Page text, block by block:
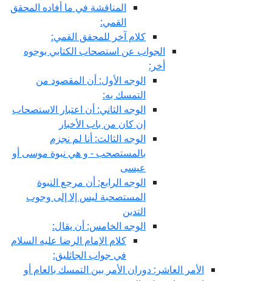
المناقشة في ما أفاده المحقق
القمي:
كلام آخر للمحقق القمي:
الجواب عن استصحاب الكتابي بوجوه
أخر:
الوجه الأول: أن المقصود من
التمسك به:
الوجه الثاني: أن اعتبار الاستصحاب
إن كان من باب الأخبار
الوجه الثالث: أنا لم نجزم
بالمستصحب - و هي نبوة موسى أو
عيسى
الوجه الرابع: أن مرجع النبوة
المستصحبة ليس إلا إلى وجوب
التدين
الوجه الخامس: أن يقال:
كلام الإمام الرضا عليه السلام
في جواب الجاثليق:
الأمر العاشر: دوران الأمر بين التمسك بالعام أو